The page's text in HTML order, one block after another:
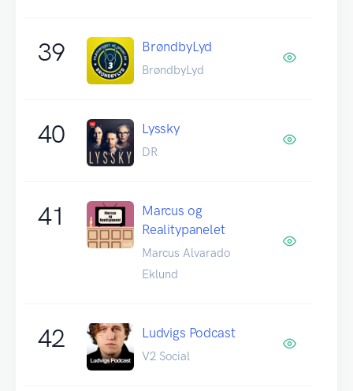
39 BrøndbyLyd
BrøndbyLyd
40 Lyssky
DR
41
Marcus og
Realitypanelet
Marcus Alvarado
Eklund
42 Ludvigs Podcast
V2 Social